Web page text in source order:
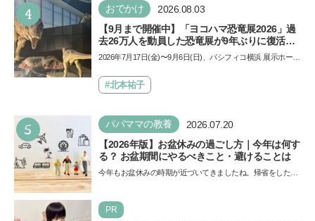
4 おでかけ 2026.08.03
【9月まで開催中】「ヨコハマ恐竜展2026」過
去26万人を動員した恐竜展が9年ぶりに復活！
夏休みのおでかけで楽しむポイントを完全ガイ
2026年7月17日(金)〜9月6日(日)、パシフィコ横浜 展示ホール
催…#北本祐子
5 パパママの教養 2026.07.20
【2026年版】お盆休みの過ごし方｜今年は何す
る？ お盆期間にやるべきこと・避けることは
今年もお盆休みの時期が近づいてきましたね。帰省をした
PR